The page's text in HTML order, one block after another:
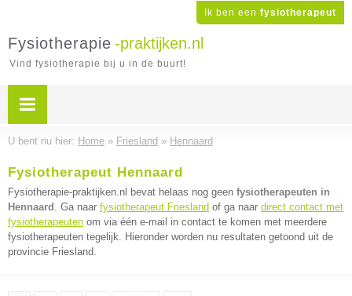
Ik ben een fysiotherapeut
Fysiotherapie -praktijken.nl
Vind fysiotherapie bij u in de buurt!
U bent nu hier: Home » Friesland » Hennaard
Fysiotherapeut Hennaard
Fysiotherapie-praktijken.nl bevat helaas nog geen fysiotherapeuten in
Hennaard . Ga naar fysiotherapeut Friesland of ga naar direct contact met
fysiotherapeuten om via één e-mail in contact te komen met meerdere
fysiotherapeuten tegelijk. Hieronder worden nu resultaten getoond uit de
provincie Friesland.